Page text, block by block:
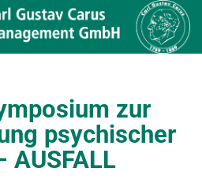
zur
psychischer
AUSFALL